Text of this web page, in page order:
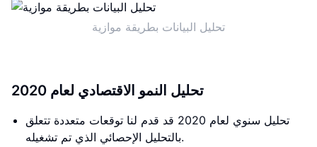
تحليل البيانات بطريقة موازية
تحليل النمو الاقتصادي لعام 2020
تحليل سنوي لعام 2020 قد قدم لنا توقعات متعددة تتعلق
بالتحليل الإحصائي الذي تم تشغيله.